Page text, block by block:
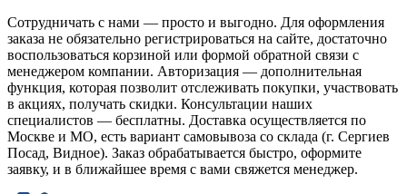
Сотрудничать с нами — просто и выгодно. Для оформления
заказа не обязательно регистрироваться на сайте, достаточно
воспользоваться корзиной или формой обратной связи с
менеджером компании. Авторизация — дополнительная
функция, которая позволит отслеживать покупки, участвовать
в акциях, получать скидки. Консультации наших
специалистов — бесплатны. Доставка осуществляется по
Москве и МО, есть вариант самовывоза со склада (г. Сергиев
Посад, Видное). Заказ обрабатывается быстро, оформите
заявку, и в ближайшее время с вами свяжется менеджер.